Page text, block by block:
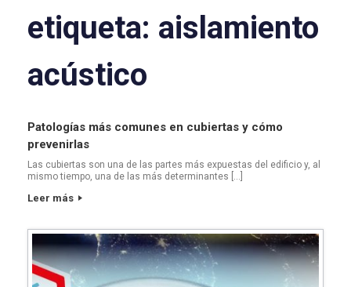
etiqueta: aislamiento
acústico
Patologías más comunes en cubiertas y cómo
prevenirlas
Las cubiertas son una de las partes más expuestas del edificio y, al
mismo tiempo, una de las más determinantes […]
Leer más